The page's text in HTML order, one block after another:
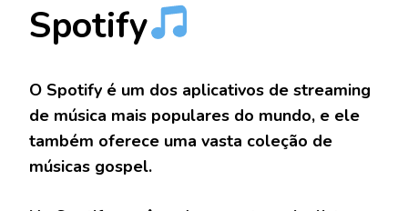
Spotify
O Spotify é um dos aplicativos de streaming
de música mais populares do mundo, e ele
também oferece uma vasta coleção de
músicas gospel.